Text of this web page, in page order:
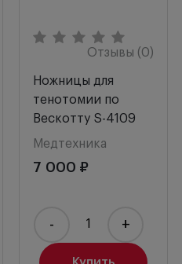
Отзывы (0)
Ножницы для
тенотомии по
Вескотту S-4109
Медтехника
7 000 ₽
- +